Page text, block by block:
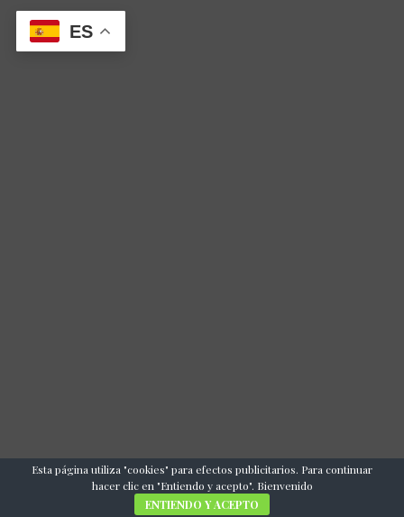
ES
Esta página utiliza "cookies" para efectos publicitarios. Para continuar
hacer clic en "Entiendo y acepto". Bienvenido
ENTIENDO Y ACEPTO